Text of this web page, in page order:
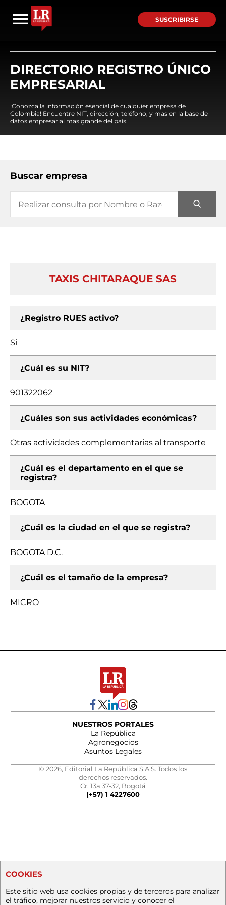
SUSCRIBIRSE
DIRECTORIO REGISTRO ÚNICO
EMPRESARIAL
¡Conozca la información esencial de cualquier empresa de
Colombia! Encuentre NIT, dirección, teléfono, y mas en la base de
datos empresarial mas grande del país.
Buscar empresa
TAXIS CHITARAQUE SAS
¿Registro RUES activo?
Si
¿Cuál es su NIT?
901322062
¿Cuáles son sus actividades económicas?
Otras actividades complementarias al transporte
¿Cuál es el departamento en el que se
registra?
BOGOTA
¿Cuál es la ciudad en el que se registra?
BOGOTA D.C.
¿Cuál es el tamaño de la empresa?
MICRO
NUESTROS PORTALES
La República
Agronegocios
Asuntos Legales
© 2026, Editorial La República S.A.S. Todos los
derechos reservados.
Cr. 13a 37-32, Bogotá
(+57) 1 4227600
COOKIES
Este sitio web usa cookies propias y de terceros para analizar
el tráfico, mejorar nuestros servicio y conocer el